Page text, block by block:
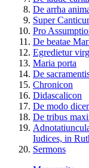
De arrha
Super
Pro
De beatae
Egredietur
Maria porta
De
Chronicon
Didascalicon
De modo
De tribus
Iudices, in
Sermons